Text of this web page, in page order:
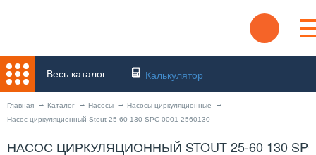
Весь каталог Калькулятор
Главная Каталог Насосы
Насосы циркуляционные
Насос циркуляционный Stout 25-60 130 SPC-0001-2560130
НАСОС ЦИРКУЛЯЦИОННЫЙ STOUT 25-60 130